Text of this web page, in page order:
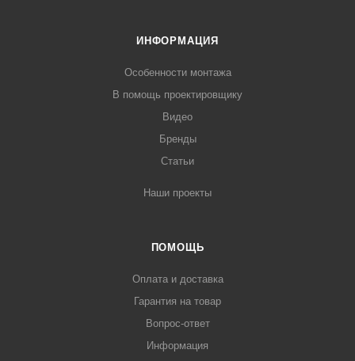
ИНФОРМАЦИЯ
Особенности монтажа
В помощь проектировщику
Видео
Бренды
Статьи
Наши проекты
ПОМОЩЬ
Оплата и доставка
Гарантия на товар
Вопрос-ответ
Информация